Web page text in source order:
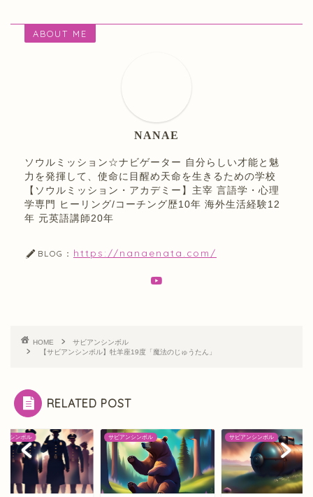
ABOUT ME
NANAE
ソウルミッション☆ナビゲーター 自分らしい才能と魅
力を発揮して、使命に目醒め天命を生きるための学校
【ソウルミッション・アカデミー】主宰 言語学・心理
学専門 ヒーリング/コーチング歴10年 海外生活経験12
年 元英語講師20年
BLOG： https://nanaenata.com/
HOME
サビアンシンボル
【サビアンシンボル】牡羊座19度「魔法のじゅうたん」
RELATED POST
ンシンボル サビアンシンボル サビアンシンボル